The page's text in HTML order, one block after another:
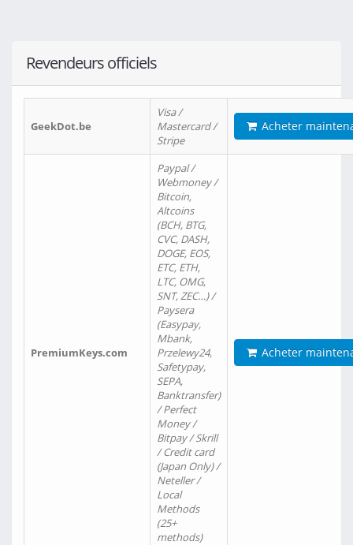
Revendeurs officiels
GeekDot.be
Visa /
Mastercard /
Stripe
Acheter
PremiumKeys.com
Paypal /
Webmoney /
Bitcoin,
Altcoins
(BCH, BTG,
CVC, DASH,
DOGE, EOS,
ETC, ETH,
LTC, OMG,
SNT, ZEC…) /
Paysera
(Easypay,
Mbank,
Przelewy24,
Safetypay,
SEPA,
Banktransfer)
/ Perfect
Money /
Bitpay / Skrill
/ Credit card
(Japan Only) /
Neteller /
Local
Methods
(25+
methods)
Acheter